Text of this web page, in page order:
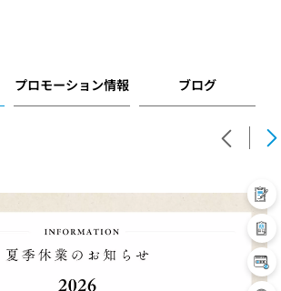
プロモーション情報 ブログ